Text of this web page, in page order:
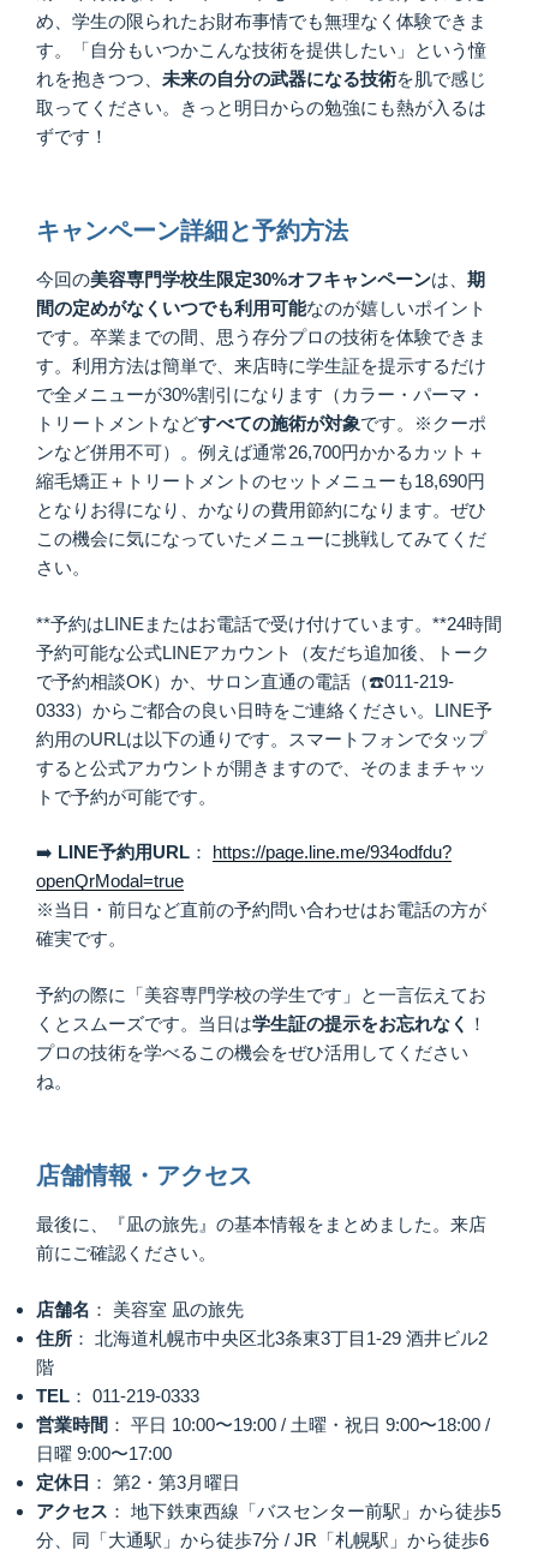
め、学生の限られたお財布事情でも無理なく体験できま
す。「自分もいつかこんな技術を提供したい」という憧
れを抱きつつ、 未来の自分の武器になる技術を肌で感じ
取ってください。きっと明日からの勉強にも熱が入るは
ずです！
キャンペーン詳細と予約方法
今回の美容専門学校生限定30%オフキャンペーンは、 期
間の定めがなくいつでも利用可能なのが嬉しいポイント
です。卒業までの間、思う存分プロの技術を体験できま
す。利用方法は簡単で、来店時に学生証を提示するだけ
で全メニューが30%割引になります（カラー・パーマ・
トリートメントなどすべての施術が対象です。※クーポ
ンなど併用不可）。例えば通常26,700円かかるカット＋
縮毛矯正＋トリートメントのセットメニューも18,690円
となりお得になり、かなりの費用節約になります。ぜひ
この機会に気になっていたメニューに挑戦してみてくだ
さい。
**予約はLINEまたはお電話で受け付けています。**24時間
予約可能な公式LINEアカウント（友だち追加後、トーク
で予約相談OK）か、サロン直通の電話（☎️011-219-
0333）からご都合の良い日時をご連絡ください。LINE予
約用のURLは以下の通りです。スマートフォンでタップ
すると公式アカウントが開きますので、そのままチャッ
トで予約が可能です。
➡️ LINE予約用URL ： https://page.line.me/934odfdu?
openQrModal=true
※当日・前日など直前の予約問い合わせはお電話の方が
確実です。
予約の際に「美容専門学校の学生です」と一言伝えてお
くとスムーズです。当日は学生証の提示をお忘れなく ！
プロの技術を学べるこの機会をぜひ活用してください
ね。
店舗情報・アクセス
最後に、『凪の旅先』の基本情報をまとめました。来店
前にご確認ください。
店舗名 ： 美容室 凪の旅先
住所 ： 北海道札幌市中央区北3条東3丁目1-29 酒井ビル2
階
TEL ： 011-219-0333
営業時間 ： 平日 10:00〜19:00 / 土曜・祝日 9:00〜18:00 /
日曜 9:00〜17:00
定休日 ： 第2・第3月曜日
アクセス ： 地下鉄東西線「バスセンター前駅」から徒歩5
分、同「大通駅」から徒歩7分 / JR「札幌駅」から徒歩6